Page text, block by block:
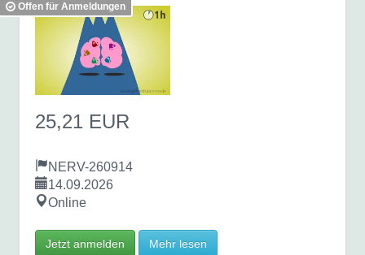
Offen für Anmeldungen
25,21 EUR
NERV-260914
14.09.2026
Online
Jetzt anmelden Mehr lesen